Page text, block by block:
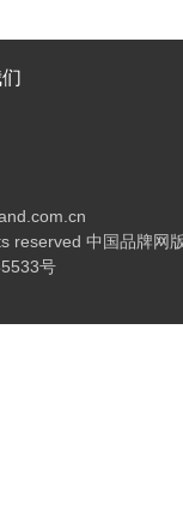
reserved 中国品牌网
号